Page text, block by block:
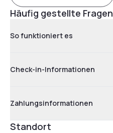
Häufig gestellte Fragen
So funktioniert es
Check-in-Informationen
Zahlungsinformationen
Standort